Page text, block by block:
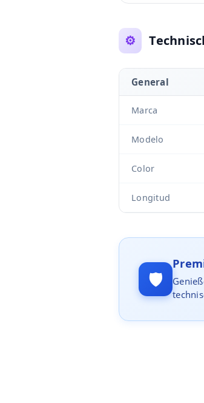
⚙️
General
Marca
Modelo
Color
Longitud
🛡️